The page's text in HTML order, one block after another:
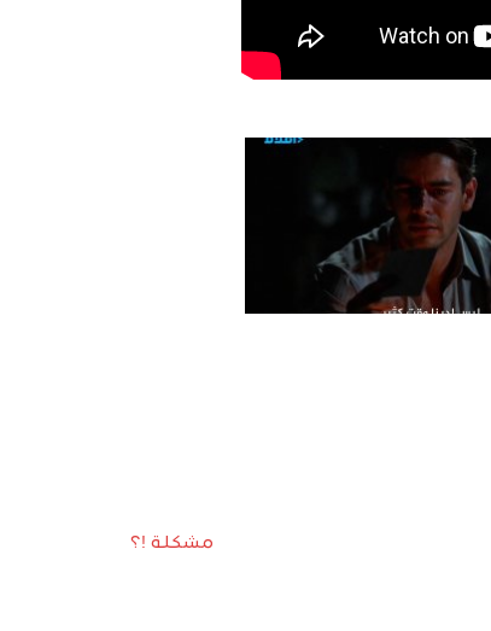
مشكلة !؟